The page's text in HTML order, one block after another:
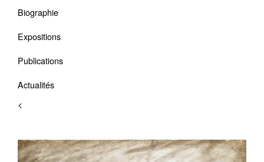
Biographie
Expositions
Publications
Actualités
<